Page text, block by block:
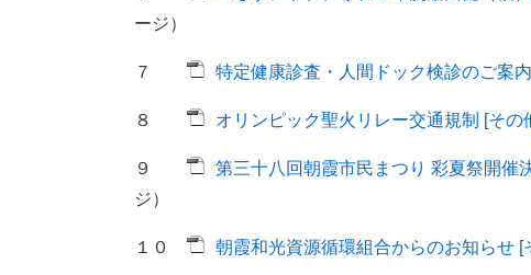
ージ）
７ 特定健康診査・人間ドック検診のご案
８ オリンピック聖火リレー交通規制 [その
９ 第三十八回朝霞市民まつり 彩夏祭開催
ジ）
１０ 朝霞和光資源循環組合からのお知らせ [